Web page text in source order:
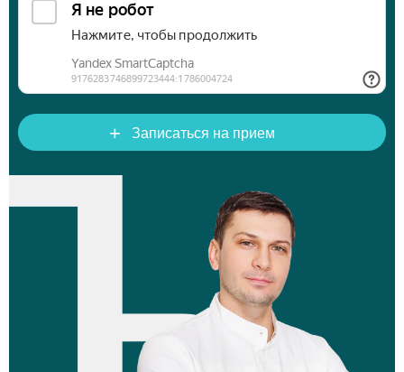
+ Записаться на прием